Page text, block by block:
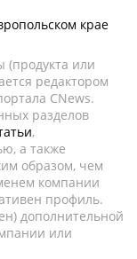
крае
или
редактором
CNews.
разделов
,
а также
образом, чем
компании
профиль.
дополнительной
или